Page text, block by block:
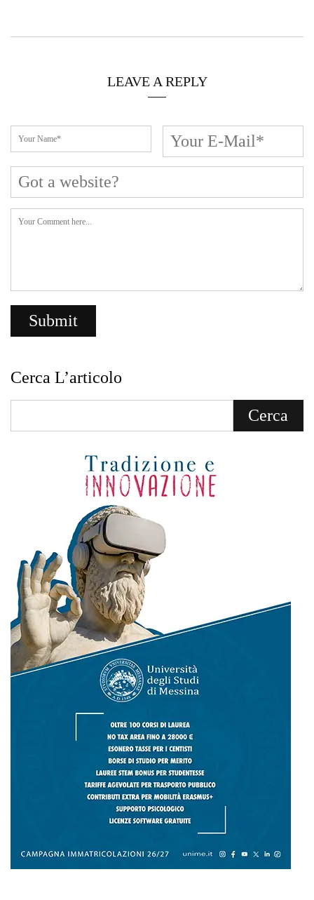
LEAVE A REPLY
Cerca L’articolo